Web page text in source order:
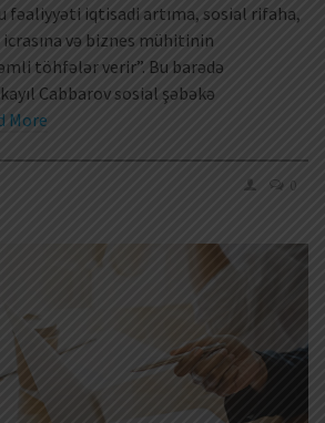
fəaliyyəti iqtisadi artıma, sosial rifaha,
və biznes mühitinin
töhfələr verir”. Bu barədə
Cabbarov sosial şəbəkə
More
0